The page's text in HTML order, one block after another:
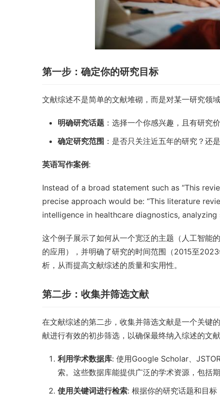
第一步：确定你的研究目标
文献综述不是简单的文献堆砌，而是对某一研究领
明确研究话题 ：选择一个你感兴趣，且有研究
确定研究范围 ：是否只关注近五年的研究？还
英语写作案例 :
Instead of a broad statement such as “This
precise approach would be: “This literature
intelligence in healthcare diagnostics,
这个例子展示了如何从一个宽泛的主题（人工智能
的应用），并明确了研究的时间范围（2015至
析，从而提高文献综述的质量和实用性。
第二步：收集并筛选文献
在文献综述的第二步，收集并筛选文献是一个关键
献进行有效的初步筛选，以确保最终纳入综述的文
利用学术数据库: 使用Google Scholar、
索。这些数据库能提供广泛的学术资源，包括
使用关键词进行检索: 根据你的研究话题和目